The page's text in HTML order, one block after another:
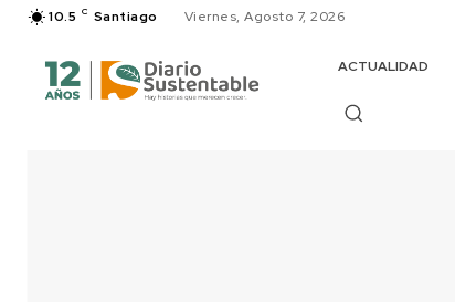
10.5 C Santiago Viernes, Agosto 7, 2026
ACTUALIDAD